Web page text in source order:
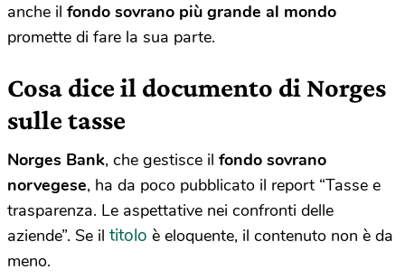
anche il fondo sovrano più grande al mondo
promette di fare la sua parte.
Cosa dice il documento di Norges
sulle tasse
Norges Bank, che gestisce il fondo sovrano
norvegese, ha da poco pubblicato il report “Tasse e
trasparenza. Le aspettative nei confronti delle
aziende”. Se il titolo è eloquente, il contenuto non è da
meno.